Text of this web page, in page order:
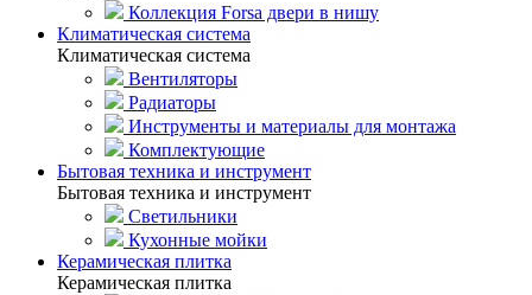
Коллекция Forsa двери в нишу
Климатическая система
Климатическая система
Вентиляторы
Радиаторы
Инструменты и материалы для монтажа
Комплектующие
Бытовая техника и инструмент
Бытовая техника и инструмент
Светильники
Кухонные мойки
Керамическая плитка
Керамическая плитка